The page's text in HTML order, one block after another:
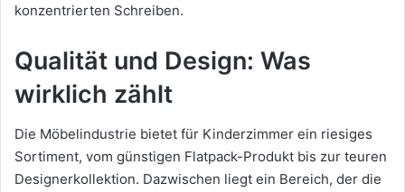
konzentrierten Schreiben.
Qualität und Design: Was
wirklich zählt
Die Möbelindustrie bietet für Kinderzimmer ein riesiges
Sortiment, vom günstigen Flatpack-Produkt bis zur teuren
Designerkollektion. Dazwischen liegt ein Bereich, der die